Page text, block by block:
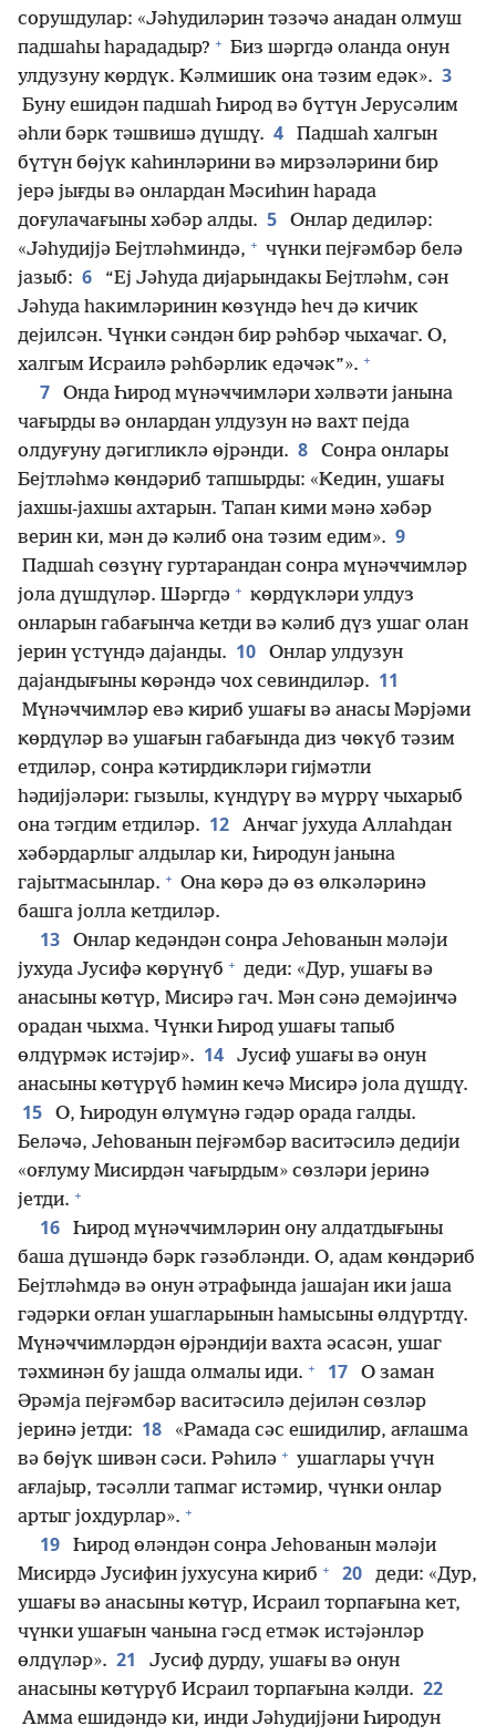
сорушдулар: «Јәһудиләрин тәзәҹә анадан олмуш
падшаһы һарададыр? + Биз шәргдә оланда онун
улдузуну ҝөрдүк. Ҝәлмишик она тәзим едәк». 3
Буну ешидән падшаһ Һирод вә бүтүн Јерусәлим
әһли бәрк тәшвишә дүшдү. 4
Падшаһ халгын
бүтүн бөјүк каһинләрини вә мирзәләрини бир
јерә јығды вә онлардан Мәсиһин һарада
доғулаҹағыны хәбәр алды. 5
Онлар дедиләр:
«Јәһудијјә Бејтләһминдә, + чүнки пејғәмбәр белә
јазыб: 6
“Еј Јәһуда дијарындакы Бејтләһм, сән
Јәһуда һакимләринин ҝөзүндә һеч дә кичик
дејилсән. Чүнки сәндән бир рәһбәр чыхаҹаг. О,
халгым Исраилә рәһбәрлик едәҹәк”». +
7
Онда Һирод мүнәҹҹимләри хәлвәти јанына
чағырды вә онлардан улдузун нә вахт пејда
олдуғуну дәгигликлә өјрәнди. 8
Сонра онлары
Бејтләһмә ҝөндәриб тапшырды: «Ҝедин, ушағы
јахшы-јахшы ахтарын. Тапан кими мәнә хәбәр
верин ки, мән дә ҝәлиб она тәзим едим». 9
Падшаһ сөзүнү гуртарандан сонра мүнәҹҹимләр
јола дүшдүләр. Шәргдә + ҝөрдүкләри улдуз
онларын габағынҹа ҝетди вә ҝәлиб дүз ушаг олан
јерин үстүндә дајанды. 10
Онлар улдузун
дајандығыны ҝөрәндә чох севиндиләр. 11
Мүнәҹҹимләр евә ҝириб ушағы вә анасы Мәрјәми
ҝөрдүләр вә ушағын габағында диз чөкүб тәзим
етдиләр, сонра ҝәтирдикләри гијмәтли
һәдијјәләри: гызылы, күндүрү вә мүррү чыхарыб
она тәгдим етдиләр. 12
Анҹаг јухуда Аллаһдан
хәбәрдарлыг алдылар ки, Һиродун јанына
гајытмасынлар. + Она ҝөрә дә өз өлкәләринә
башга јолла ҝетдиләр.
13
Онлар ҝедәндән сонра Јеһованын мәләји
јухуда Јусифә ҝөрүнүб + деди: «Дур, ушағы вә
анасыны ҝөтүр, Мисирә гач. Мән сәнә демәјинҹә
орадан чыхма. Чүнки Һирод ушағы тапыб
өлдүрмәк истәјир». 14
Јусиф ушағы вә онун
анасыны ҝөтүрүб һәмин ҝеҹә Мисирә јола дүшдү.
15
О, Һиродун өлүмүнә гәдәр орада галды.
Беләҹә, Јеһованын пејғәмбәр васитәсилә дедији
«оғлуму Мисирдән чағырдым» сөзләри јеринә
јетди. +
16
Һирод мүнәҹҹимләрин ону алдатдығыны
баша дүшәндә бәрк гәзәбләнди. О, адам ҝөндәриб
Бејтләһмдә вә онун әтрафында јашајан ики јаша
гәдәрки оғлан ушагларынын һамысыны өлдүртдү.
Мүнәҹҹимләрдән өјрәндији вахта әсасән, ушаг
тәхминән бу јашда олмалы иди. + 17
О заман
Әрәмја пејғәмбәр васитәсилә дејилән сөзләр
јеринә јетди: 18
«Рамада сәс ешидилир, ағлашма
вә бөјүк шивән сәси. Рәһилә + ушаглары үчүн
ағлајыр, тәсәлли тапмаг истәмир, чүнки онлар
артыг јохдурлар». +
19
Һирод өләндән сонра Јеһованын мәләји
Мисирдә Јусифин јухусуна ҝириб + 20
деди: «Дур,
ушағы вә анасыны ҝөтүр, Исраил торпағына ҝет,
чүнки ушағын ҹанына гәсд етмәк истәјәнләр
өлдүләр». 21
Јусиф дурду, ушағы вә онун
анасыны ҝөтүрүб Исраил торпағына ҝәлди. 22
Амма ешидәндә ки, инди Јәһудијјәни Һиродун